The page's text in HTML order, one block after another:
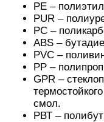
РЕ –
PUR –
РС –
ABS –
PVC –
РР –
GPR –
смол.
РВТ –